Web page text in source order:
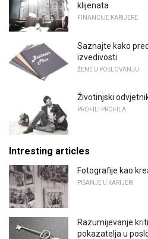
klijenata
FINANCIJE KARIJERE
Saznajte kako
izvedivosti
ŽENE U POSLOVANJU
Životinjski
PROFILI PROFILA
Intresting articles
Fotografije kao
PISANJE U KARIJERI
Razumijevanje
pokazatelja u